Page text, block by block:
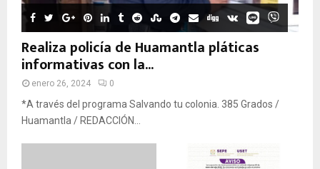
Realiza policía de Huamantla pláticas
informativas con la...
enero 26, 2024 0
*A través del programa Salvando tu colonia. 385 Grados /
Huamantla / REDACCIÓN...